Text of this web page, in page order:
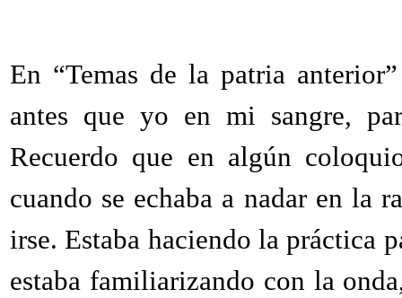
En “Temas de la patria
antes que yo en mi sangre,
Recuerdo que en algún
cuando se echaba a nadar en la
irse. Estaba haciendo la práctica
estaba familiarizando con la